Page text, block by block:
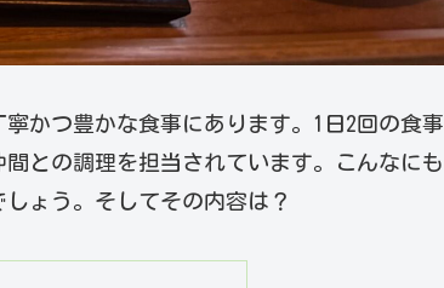
かつ豊かな食事にあります。1日2回の食事
との調理を担当されています。こんなにも
ょう。そしてその内容は？